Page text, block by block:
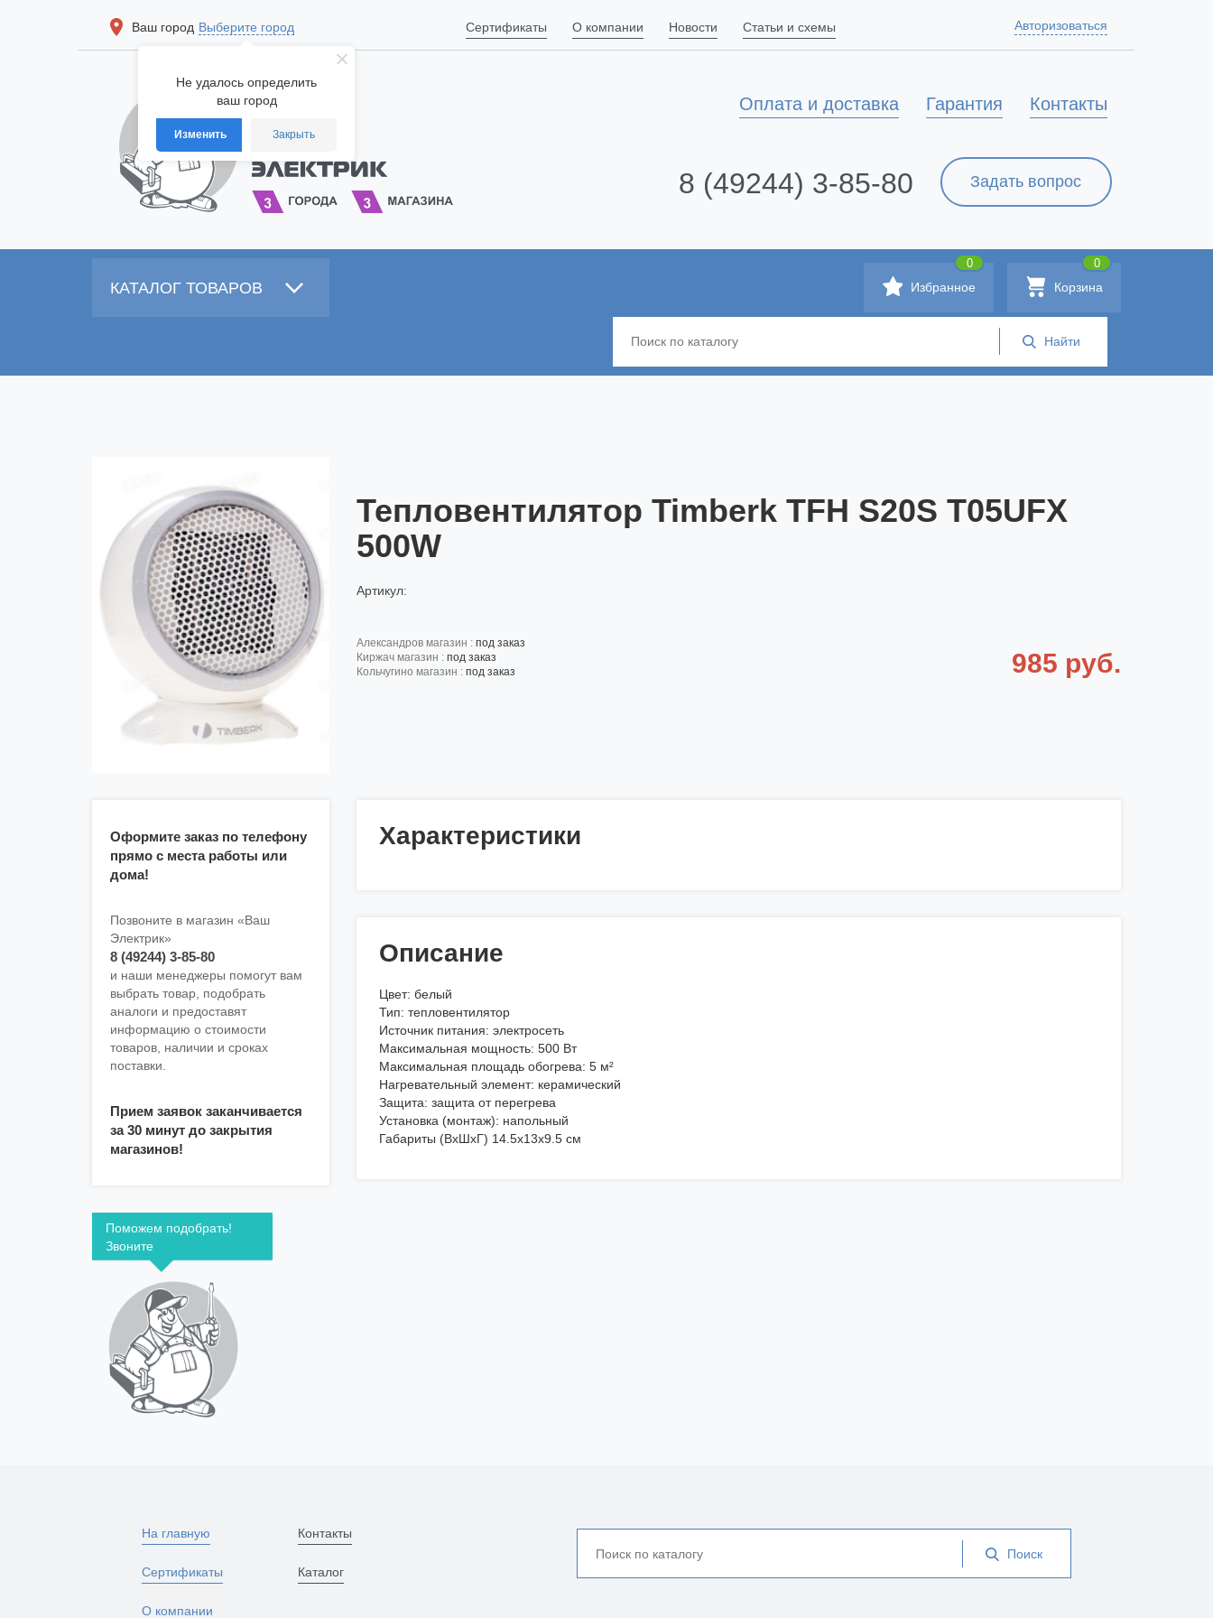
Не удалось определить
ваш город
Изменить Закрыть
Ваш город Выберите город Сертификаты О компании Новости Статьи и схемы Авторизоваться
Контакты
Гарантия
Оплата и доставка
Задать вопрос
8 (49244) 3-85-80
КАТАЛОГ ТОВАРОВ Корзина
0
Избранное
0
Тепловентилятор Timberk TFH S20S T05UFX
500W
Артикул:
александров магазин : под заказ
киржач магазин : под заказ
кольчугино магазин : под заказ 985 руб.
Оформите заказ по телефону
прямо с места работы или
дома!
Позвоните в магазин «Ваш
Электрик»
8 (49244) 3-85-80
и наши менеджеры помогут вам
выбрать товар, подобрать
аналоги и предоставят
информацию о стоимости
товаров, наличии и сроках
поставки.
Прием заявок заканчивается
за 30 минут до закрытия
магазинов!
Поможем подобрать!
Звоните
Характеристики
Описание
Цвет: белый
Тип: тепловентилятор
Источник питания: электросеть
Максимальная мощность: 500 Вт
Максимальная площадь обогрева: 5 м²
Нагревательный элемент: керамический
Защита: защита от перегрева
Установка (монтаж): напольный
Габариты (ВхШхГ) 14.5x13x9.5 см
На главную
Сертификаты
О компании
Контакты
Каталог